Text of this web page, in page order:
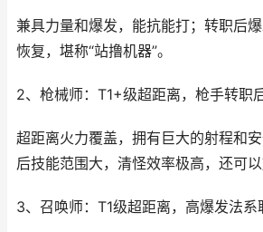
兼具力量和爆发，能抗能打；转职后
恢复，堪称“站撸机器”。
2、枪械师：T1+级超距离，枪手转职
超距离火力覆盖，拥有巨大的射程和
后技能范围大，清怪效率极高，还可以
3、召唤师：T1级超距离，高爆发法系